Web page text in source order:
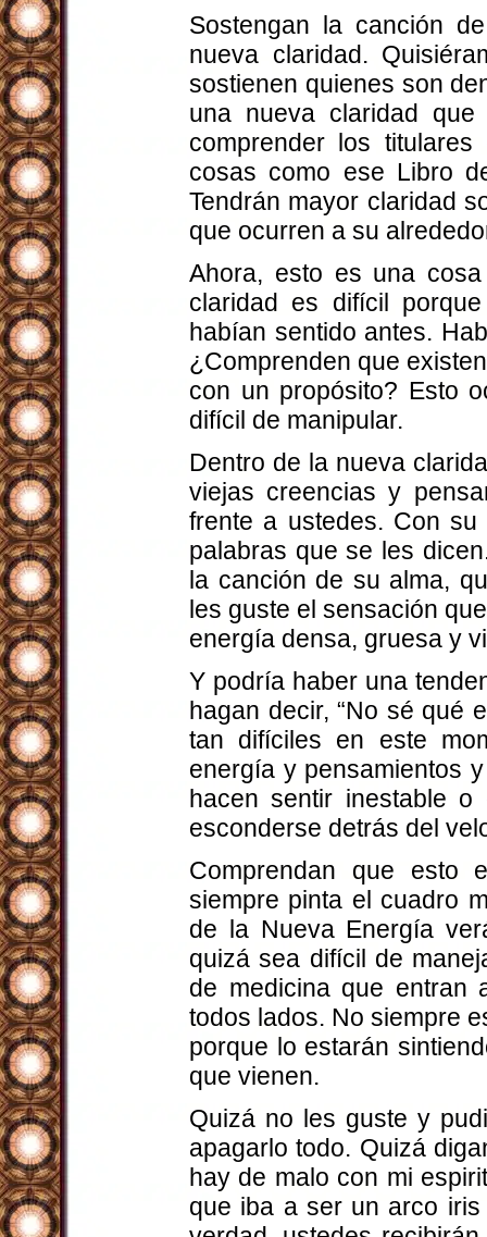
Sostengan la canción
nueva claridad.
sostienen quienes son
una nueva claridad que
comprender los
cosas como ese Libro
Tendrán mayor claridad
que ocurren a su
Ahora, esto es una
claridad es difícil
habían sentido antes.
¿Comprenden que
con un propósito? Esto
difícil de manipular.
Dentro de la nueva
viejas creencias y
frente a ustedes. Con
palabras que se les
la canción de su alma,
les guste el sensación
energía densa, gruesa y
Y podría haber una
hagan decir, “No sé qué
tan difíciles en este
energía y pensamientos
hacen sentir inestable o
esconderse detrás del
Comprendan que esto
siempre pinta el cuadro
de la Nueva Energía
quizá sea difícil de
de medicina que entran
todos lados. No siempre
porque lo estarán
que vienen.
Quizá no les guste y
apagarlo todo. Quizá
hay de malo con mi
que iba a ser un arco